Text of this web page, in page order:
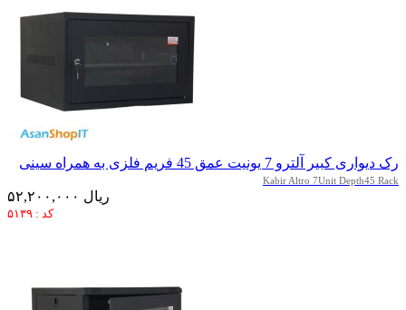
رک دیواری کبیر آلترو 7 یونیت عمق 45 فریم فلزی به همراه سینی
Kabir Altro 7Unit Depth45 Rack
۵۲,۲۰۰,۰۰۰ ریال
کد : ۵۱۳۹